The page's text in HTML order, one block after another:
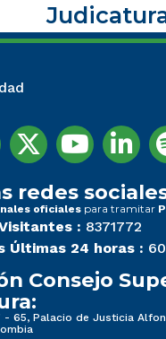
redes
oficiales para tramitar
: 8371772
Últimas 24 horas :
Consejo
- 65, Palacio de Justicia